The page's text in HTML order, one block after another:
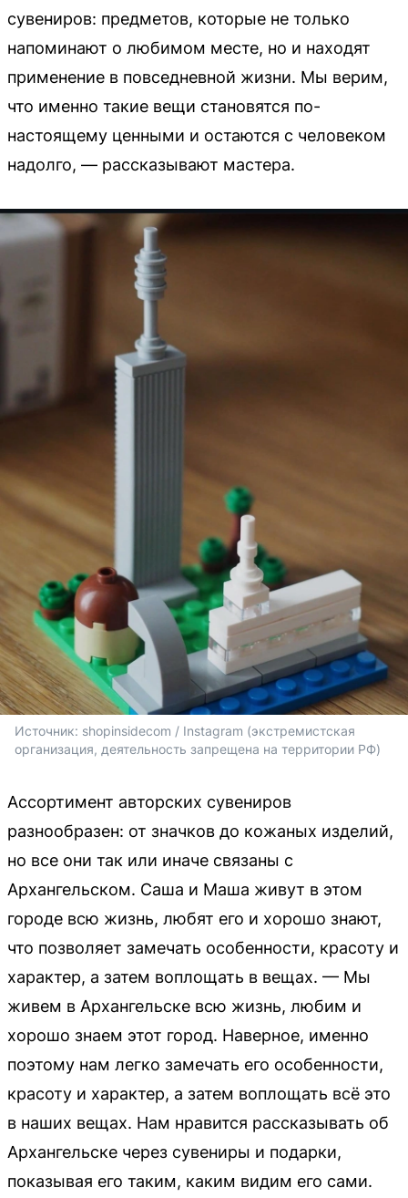
сувениров: предметов, которые не только
напоминают о любимом месте, но и находят
применение в повседневной жизни. Мы верим,
что именно такие вещи становятся по-
настоящему ценными и остаются с человеком
надолго, — рассказывают мастера.
Источник: shopinsidecom / Instagram (экстремистская
организация, деятельность запрещена на территории РФ)
Ассортимент авторских сувениров
разнообразен: от значков до кожаных изделий,
но все они так или иначе связаны с
Архангельском. Саша и Маша живут в этом
городе всю жизнь, любят его и хорошо знают,
что позволяет замечать особенности, красоту и
характер, а затем воплощать в вещах. — Мы
живем в Архангельске всю жизнь, любим и
хорошо знаем этот город. Наверное, именно
поэтому нам легко замечать его особенности,
красоту и характер, а затем воплощать всё это
в наших вещах. Нам нравится рассказывать об
Архангельске через сувениры и подарки,
показывая его таким, каким видим его сами.